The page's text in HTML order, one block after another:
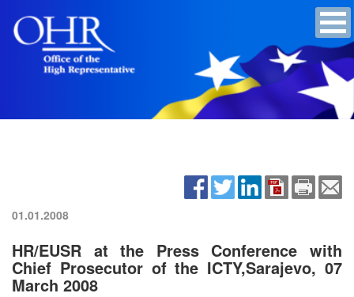
01.01.2008
HR/EUSR at the Press Conference with
Chief Prosecutor of the ICTY,Sarajevo, 07
March 2008